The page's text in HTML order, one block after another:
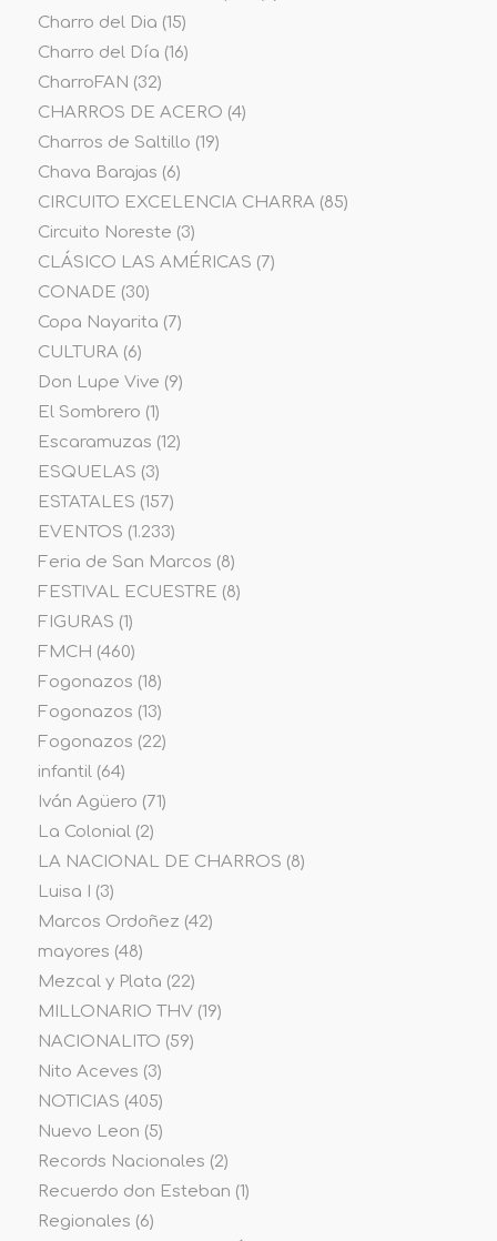
Charro del Dia (15)
Charro del Día (16)
CharroFAN (32)
CHARROS DE ACERO (4)
Charros de Saltillo (19)
Chava Barajas (6)
CIRCUITO EXCELENCIA CHARRA(85)
Circuito Noreste (3)
CLÁSICO LAS AMÉRICAS (7)
CONADE (30)
Copa Nayarita (7)
CULTURA(6)
Don Lupe Vive (9)
El Sombrero (1)
Escaramuzas (12)
ESQUELAS (3)
ESTATALES (157)
EVENTOS (1.233)
Feria de San Marcos (8)
FESTIVAL ECUESTRE (8)
FIGURAS (1)
FMCH (460)
Fogonazos (18)
Fogonazos (13)
Fogonazos (22)
infantil(64)
Iván Agüero (71)
La Colonial(2)
LA NACIONAL DE CHARROS (8)
Luisa I
(3)
Marcos Ordoñez (42)
mayores (48)
Mezcal y Plata (22)
MILLONARIO THV(19)
NACIONALITO (59)
Nito Aceves (3)
NOTICIAS (405)
Nuevo Leon (5)
Records Nacionales (2)
Recuerdo don Esteban (1)
Regionales (6)